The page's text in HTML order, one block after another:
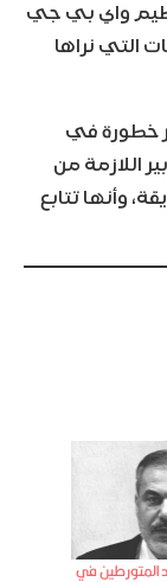
واي بي جي
التي نراها
خطورة في
اللازمة من
وأنها تتابع
المتورطين في